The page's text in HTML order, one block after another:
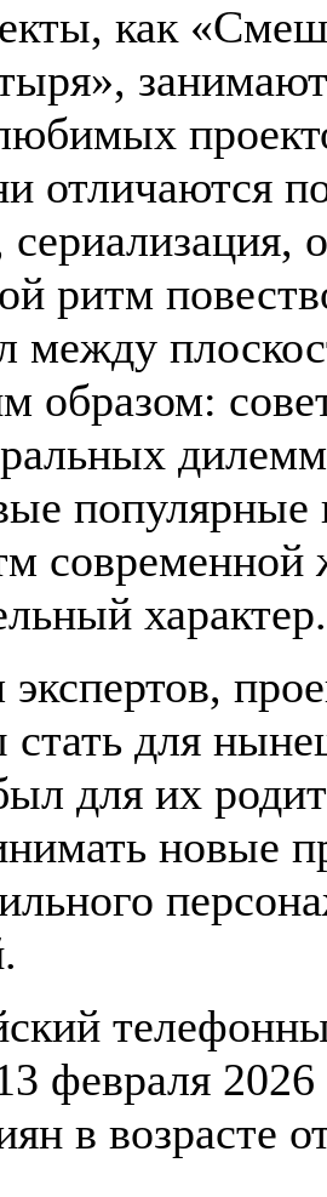
как
отличаются
ритм
между
образом:
популярные
стать для
для их
новые
февраля
в возрасте